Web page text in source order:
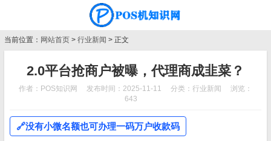
当前位置： 网站首页 > 行业新闻 > 正文
2.0平台抢商户被曝，代理商成韭菜？
作者：POS知识网 发布时间：2025-11-11 分类： 行业新闻
浏览：
643
🔗没有小微名额也可办理一码万户收款码